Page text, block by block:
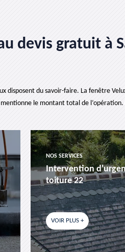
devis gratuit à
disposent du savoir-faire. La fenêtre
le montant total de
NOS SERVICES
Intervention
toiture 22
VOIR PLUS +